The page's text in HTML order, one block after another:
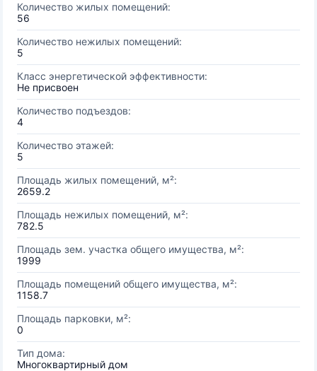
Количество жилых помещений:
56
Количество нежилых помещений:
5
Класс энергетической эффективности:
Не присвоен
Количество подъездов:
4
Количество этажей:
5
Площадь жилых помещений, м²:
2659.2
Площадь нежилых помещений, м²:
782.5
Площадь зем. участка общего имущества, м²:
1999
Площадь помещений общего имущества, м²:
1158.7
Площадь парковки, м²:
0
Тип дома:
Многоквартирный дом